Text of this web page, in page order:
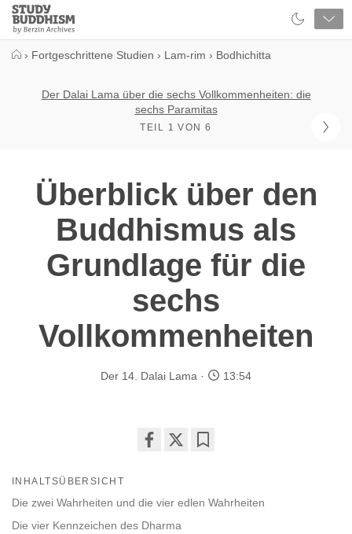
Close
Study
Buddhism
› Fortgeschrittene Studien › Lam-rim › Bodhichitta
Der Dalai Lama über die sechs Vollkommenheiten: die
sechs Paramitas
TEIL 1 VON 6
Überblick über den
Buddhismus als
Grundlage für die
sechs
Vollkommenheiten
Der 14. Dalai Lama 13:54
facebook
INHALTSÜBERSICHT
Die zwei Wahrheiten und die vier edlen Wahrheiten
Die vier Kennzeichen des Dharma